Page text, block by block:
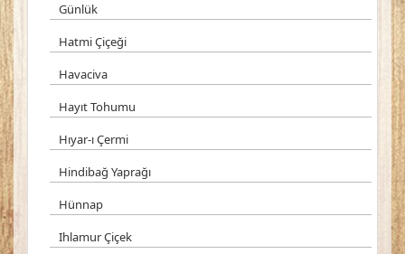
Günlük
Hatmi Çiçeği
Havaciva
Hayıt Tohumu
Hıyar-ı Çermi
Hindibağ Yaprağı
Hünnap
Ihlamur Çiçek